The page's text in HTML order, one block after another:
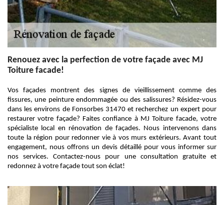
Renouez avec la perfection de votre façade avec MJ
Toiture facade!
Vos façades montrent des signes de vieillissement comme des
fissures, une peinture endommagée ou des salissures? Résidez-vous
dans les environs de Fonsorbes 31470 et recherchez un expert pour
restaurer votre façade? Faites confiance à MJ Toiture facade, votre
spécialiste local en rénovation de façades. Nous intervenons dans
toute la région pour redonner vie à vos murs extérieurs. Avant tout
engagement, nous offrons un devis détaillé pour vous informer sur
nos services. Contactez-nous pour une consultation gratuite et
redonnez à votre façade tout son éclat!